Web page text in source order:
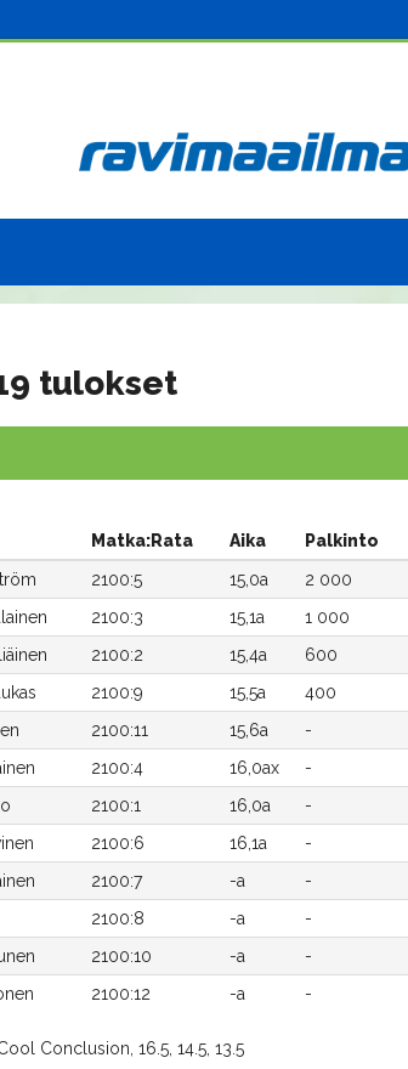
tulokset
Matka:Rata Aika Palkinto
2100:5 15,0a 2 000
2100:3 15,1a 1 000
2100:2 15,4a 600
2100:9 15,5a 400
2100:11 15,6a -
2100:4 16,0ax -
2100:1 16,0a -
2100:6 16,1a -
2100:7 -a -
2100:8 -a -
2100:10 -a -
2100:12 -a -
Conclusion, 16.5, 14.5, 13.5